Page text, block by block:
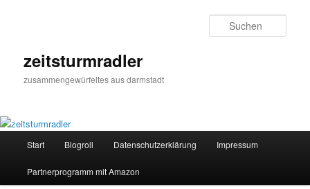
zeitsturmradler
zusammengewürfeltes aus darmstadt
Start Blogroll Datenschutzerklärung Impressum
Partnerprogramm mit Amazon